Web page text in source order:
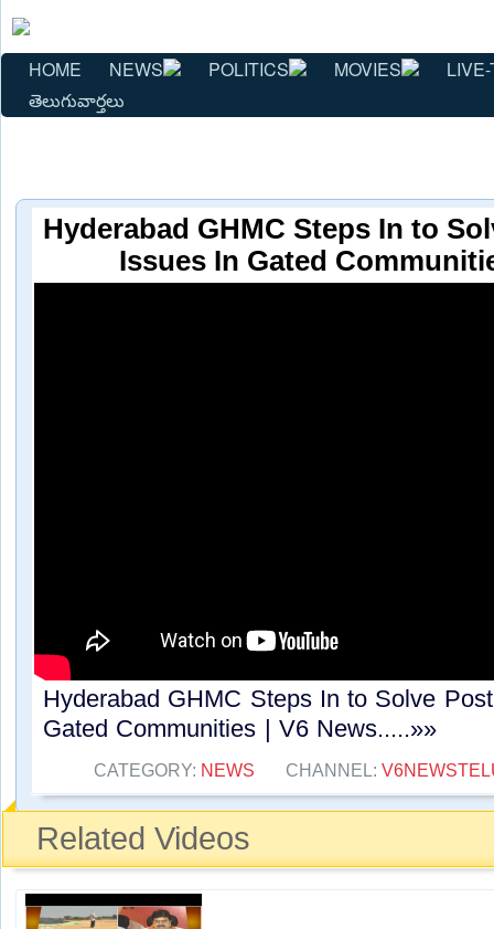
HOME NEWS POLITICS MOVIES
తెలుగువార్తలు
Hyderabad GHMC Steps In to
Issues In Gated
Hyderabad GHMC Steps In to Solve
Gated Communities | V6 News.....»»
CATEGORY: NEWS CHANNEL:
Related Videos